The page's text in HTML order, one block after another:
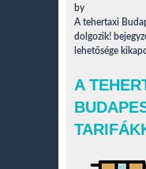
by
A tehertaxi
dolgozik!
lehetősége
A